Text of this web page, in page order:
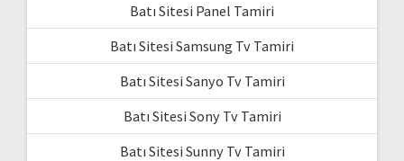
Batı Sitesi Panel Tamiri
Batı Sitesi Samsung Tv Tamiri
Batı Sitesi Sanyo Tv Tamiri
Batı Sitesi Sony Tv Tamiri
Batı Sitesi Sunny Tv Tamiri